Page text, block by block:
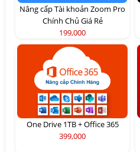
Nâng cấp Tài khoản Zoom Pro
Chính Chủ Giá Rẻ
199,000
One Drive 1TB + Office 365
399,000